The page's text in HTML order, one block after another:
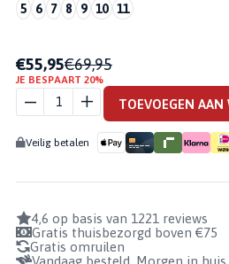
5 6 7 8 9 10 11
€55,95€69,95
JE BESPAART 20%
ELITE
AZTLAN
AANTAL
TOEVOEGEN AAN
Veilig betalen
4,6 op basis van 1221 reviews
Gratis thuisbezorgd boven €75
Gratis omruilen
Vandaag besteld, Morgen in huis